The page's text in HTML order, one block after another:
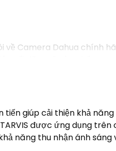
về Camera Dahua chính
các đại lý chính thức
giúp bạn chọn lựa
Cung cấp cho công trình
tiến giúp cải thiện khả
được ứng dụng
năng thu nhận ánh